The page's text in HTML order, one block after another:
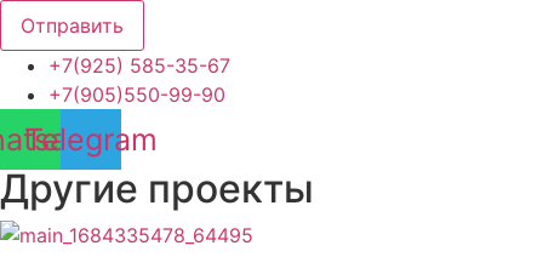
Отправить
+7(925) 585-35-67
+7(905)550-99-90
Telegram
Другие проекты